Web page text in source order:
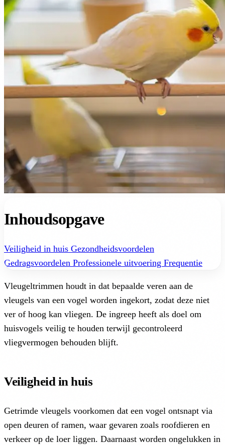
Inhoudsopgave
Veiligheid in huis Gezondheidsvoordelen
Gedragsvoordelen Professionele uitvoering Frequentie
Vleugeltrimmen houdt in dat bepaalde veren aan de
vleugels van een vogel worden ingekort, zodat deze niet
ver of hoog kan vliegen. De ingreep heeft als doel om
huisvogels veilig te houden terwijl gecontroleerd
vliegvermogen behouden blijft.
Veiligheid in huis
Getrimde vleugels voorkomen dat een vogel ontsnapt via
open deuren of ramen, waar gevaren zoals roofdieren en
verkeer op de loer liggen. Daarnaast worden ongelukken in